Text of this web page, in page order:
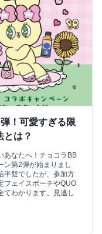
！可愛すぎる限
とは？
あなたへ！チョコラBB
ン第2弾が始まりまし
半疑でしたが、参加方
フェイスポーチやQUO
てわかります。見逃し